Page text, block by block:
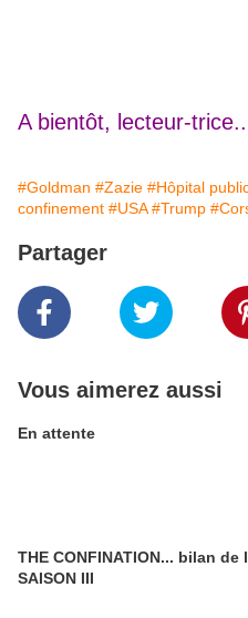
A bientôt, lecteur-
#Goldman #Zazie #Hôpital
confinement #USA #Trump
Partager
Vous aimerez aussi
En attente
THE CONFINATION... bilan de
SAISON III